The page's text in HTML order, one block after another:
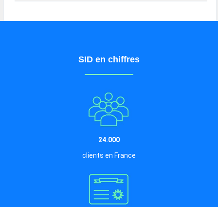
SID en chiffres
24.000
clients en France